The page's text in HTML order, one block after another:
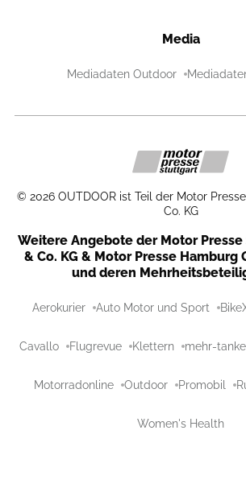
Media
Mediadaten Outdoor
© 2026 OUTDOOR ist Teil der Motor
Co. KG
Weitere Angebote der Motor
& Co. KG & Motor Presse Hamburg
und deren
Aerokurier Auto Motor und Sport
Cavallo Flugrevue Klettern mehr-
Motorradonline Outdoor Promobil
Women's Health